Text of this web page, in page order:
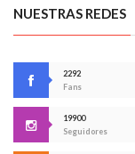
NUESTRAS REDES
2292
Fans
19900
Seguidores